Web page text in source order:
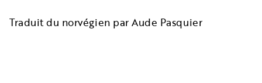
Traduit du norvégien par Aude Pasquier